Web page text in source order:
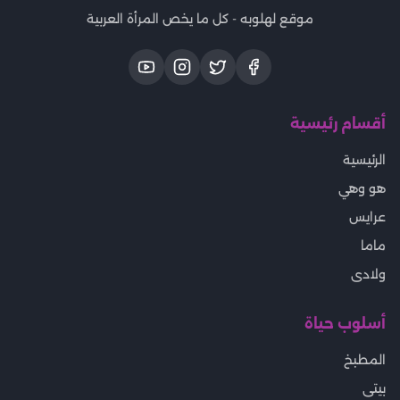
موقع لهلوبه - كل ما يخص المرأة العربية
أقسام رئيسية
الرئيسية
هو وهي
عرايس
ماما
ولادى
أسلوب حياة
المطبخ
بيتى